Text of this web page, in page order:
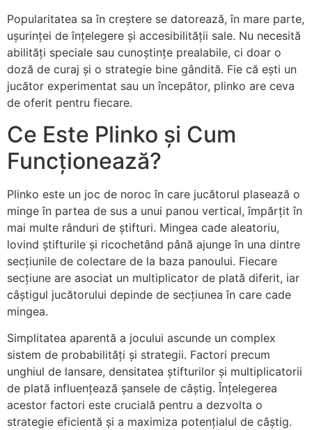
Popularitatea sa în creștere se datorează, în mare parte,
ușurinței de înțelegere și accesibilității sale. Nu necesită
abilități speciale sau cunoștințe prealabile, ci doar o
doză de curaj și o strategie bine gândită. Fie că ești un
jucător experimentat sau un începător, plinko are ceva
de oferit pentru fiecare.
Ce Este Plinko și Cum
Funcționează?
Plinko este un joc de noroc în care jucătorul plasează o
minge în partea de sus a unui panou vertical, împărțit în
mai multe rânduri de știfturi. Mingea cade aleatoriu,
lovind știfturile și ricochetând până ajunge în una dintre
secțiunile de colectare de la baza panoului. Fiecare
secțiune are asociat un multiplicator de plată diferit, iar
câștigul jucătorului depinde de secțiunea în care cade
mingea.
Simplitatea aparentă a jocului ascunde un complex
sistem de probabilități și strategii. Factori precum
unghiul de lansare, densitatea știfturilor și multiplicatorii
de plată influențează șansele de câștig. Înțelegerea
acestor factori este crucială pentru a dezvolta o
strategie eficientă și a maximiza potențialul de câștig.